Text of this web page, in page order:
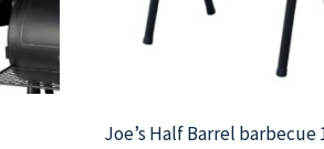
productpagina
Joe’s Half Barrel barbecue